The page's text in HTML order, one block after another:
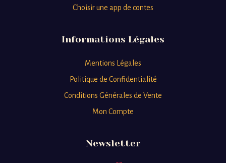
Choisir une app de contes
Informations Légales
Mentions Légales
Politique de Confidentialité
Conditions Générales de Vente
Mon Compte
Newsletter